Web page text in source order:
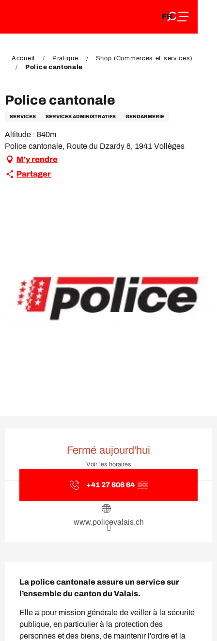
DE
FR
EN
Accueil Pratique
Shop (Commerces et services)
Police cantonale
Police cantonale
SERVICES SERVICES ADMINISTRATIFS GENDARMERIE
Altitude : 840m
Police cantonale, Route du Dzardy 8, 1941 Vollèges
M'y rendre
Partager
Fermé aujourd'hui
Voir les horaires
+41 27 606 64 ▒▒
www.policevalais.ch
La police cantonale assure un service sur
l’ensemble du canton du Valais.
Elle a pour mission générale de veiller à la sécurité
publique, en particulier à la protection des
personnes et des biens, de maintenir l'ordre et la